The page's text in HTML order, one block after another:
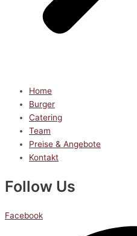
Home
Burger
Catering
Team
Preise & Angebote
Kontakt
Follow Us
Facebook